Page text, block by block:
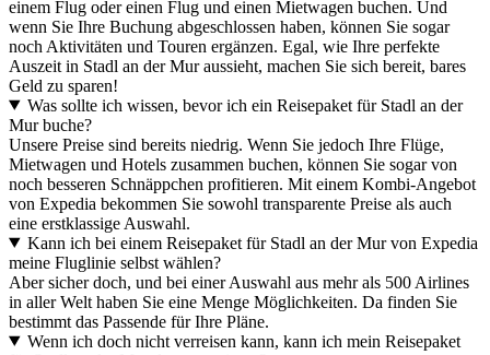
einem Flug oder einen Flug und einen Mietwagen buchen. Und
wenn Sie Ihre Buchung abgeschlossen haben, können Sie sogar
noch Aktivitäten und Touren ergänzen. Egal, wie Ihre perfekte
Auszeit in Stadl an der Mur aussieht, machen Sie sich bereit, bares
Geld zu sparen!
Was sollte ich wissen, bevor ich ein Reisepaket für Stadl an der
Mur buche?
Unsere Preise sind bereits niedrig. Wenn Sie jedoch Ihre Flüge,
Mietwagen und Hotels zusammen buchen, können Sie sogar von
noch besseren Schnäppchen profitieren. Mit einem Kombi-Angebot
von Expedia bekommen Sie sowohl transparente Preise als auch
eine erstklassige Auswahl.
Kann ich bei einem Reisepaket für Stadl an der Mur von Expedia
meine Fluglinie selbst wählen?
Aber sicher doch, und bei einer Auswahl aus mehr als 500 Airlines
in aller Welt haben Sie eine Menge Möglichkeiten. Da finden Sie
bestimmt das Passende für Ihre Pläne.
Wenn ich doch nicht verreisen kann, kann ich mein Reisepaket